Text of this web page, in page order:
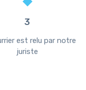
3
est relu par notre
juriste